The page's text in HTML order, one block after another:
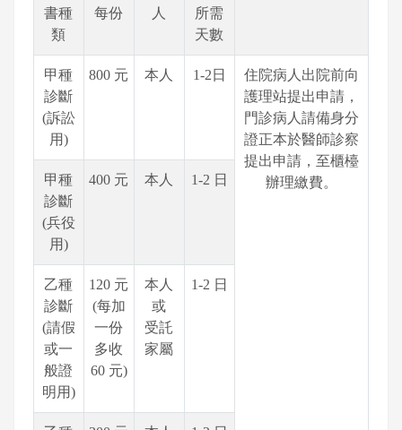
書種
類
每份
人
所需
天數
甲種
診斷
(訴訟
用)
800 元 本人 1-2日
住院病人出院前向
護理站提出申請，
門診病人請備身分
證正本於醫師診察
提出申請，至櫃檯
辦理繳費。
甲種
診斷
(兵役
用)
400 元 本人 1-2 日
乙種
診斷
(請假
或一
般證
明用)
120 元
(每加
一份
多收
60 元)
本人
或
受託
家屬
1-2 日